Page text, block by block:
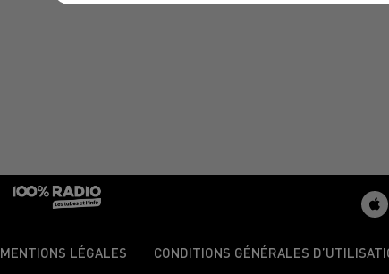
MENTIONS LÉGALES CONDITIONS GÉNÉRALES